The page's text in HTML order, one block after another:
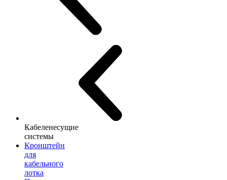
Кабеленесущие
системы
Кронштейн
для
кабельного
лотка